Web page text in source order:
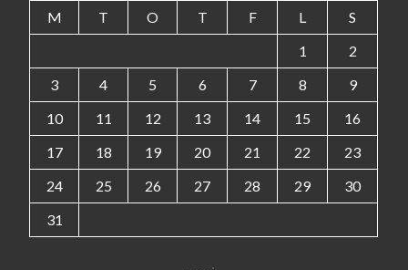
M T O T F L
S
1
2
3
4 5 6 7 8
9
10
11 12 13 14 15
16
17
18 19 20 21 22
23
24
25 26 27 28 29
30
31